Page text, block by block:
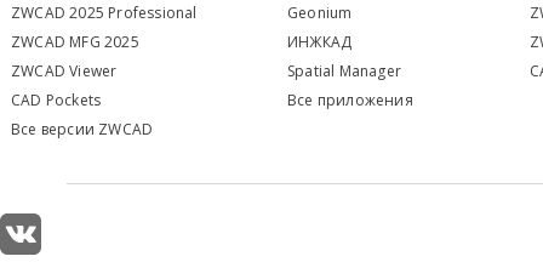
ZWCAD 2025 Professional
ZWCAD MFG 2025
ZWCAD Viewer
CAD Pockets
Все версии ZWCAD
Geonium
ИНЖКАД
Spatial Manager
Все приложения